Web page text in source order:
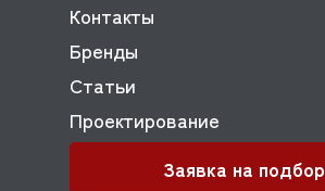
Контакты
Бренды
Статьи
Проектирование
Заявка на подбор